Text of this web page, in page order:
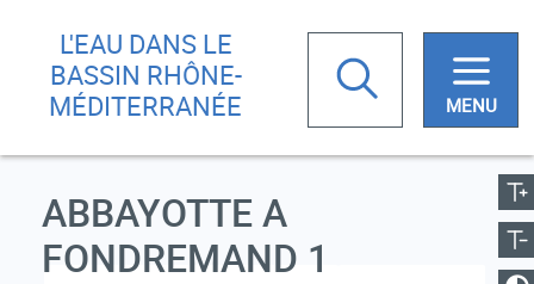
L'EAU DANS LE
BASSIN RHÔNE-
MÉDITERRANÉE
Rechercher
Votre
recherche
Réduire la taille
le contraste
ABBAYOTTE A
FONDREMAND 1